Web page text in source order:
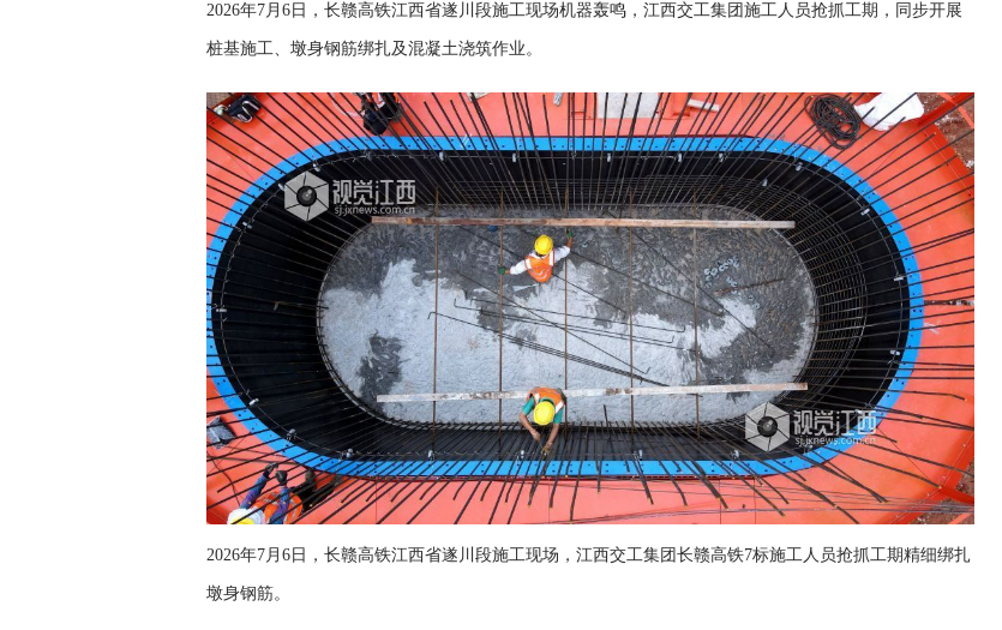
2026年7月6日，长赣高铁江西省遂川段施工现场机器轰鸣，江西交工集团施工人员抢抓工期，同步开展
桩基施工、墩身钢筋绑扎及混凝土浇筑作业。
2026年7月6日，长赣高铁江西省遂川段施工现场，江西交工集团长赣高铁7标施工人员抢抓工期精细绑扎
墩身钢筋。